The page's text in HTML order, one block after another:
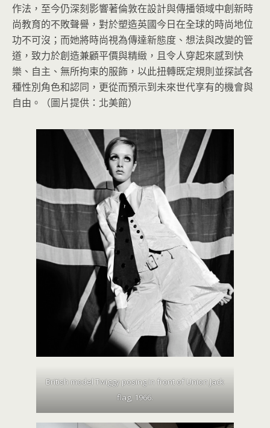
作法，至今仍深刻影響著倫敦在設計與傳播領域中創新時
尚教育的不敗聲譽，對於塑造英國今日在全球的時尚地位
功不可沒；而她將時尚視為傳達新態度、想法與改變的管
道，致力於創造兼顧平價與精緻，且令人穿起來感到快
樂、自主、無所拘束的服飾，以此扭轉既定規則並探試各
種性別角色和認同，更從而預示到未來世代享有的機會與
自由。（圖片提供：北美館）
British model Twiggy posing in front of Union Jack
flag, 1966.